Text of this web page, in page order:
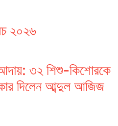
২০২৬
৩২ শিশু-কিশোরকে
দিলেন আব্দুল আজিজ